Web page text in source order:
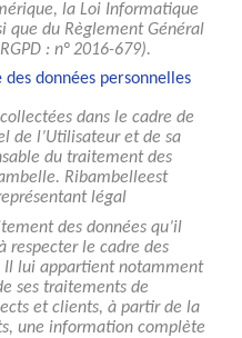
la Loi Informatique
que du Règlement Général
: n° 2016-679).
données personnelles
dans le cadre de
de l’Utilisateur et de sa
du traitement des
Ribambelleest
légal
des données qu’il
respecter le cadre des
Il lui appartient notamment
ses traitements de
et clients, à partir de la
une information complète